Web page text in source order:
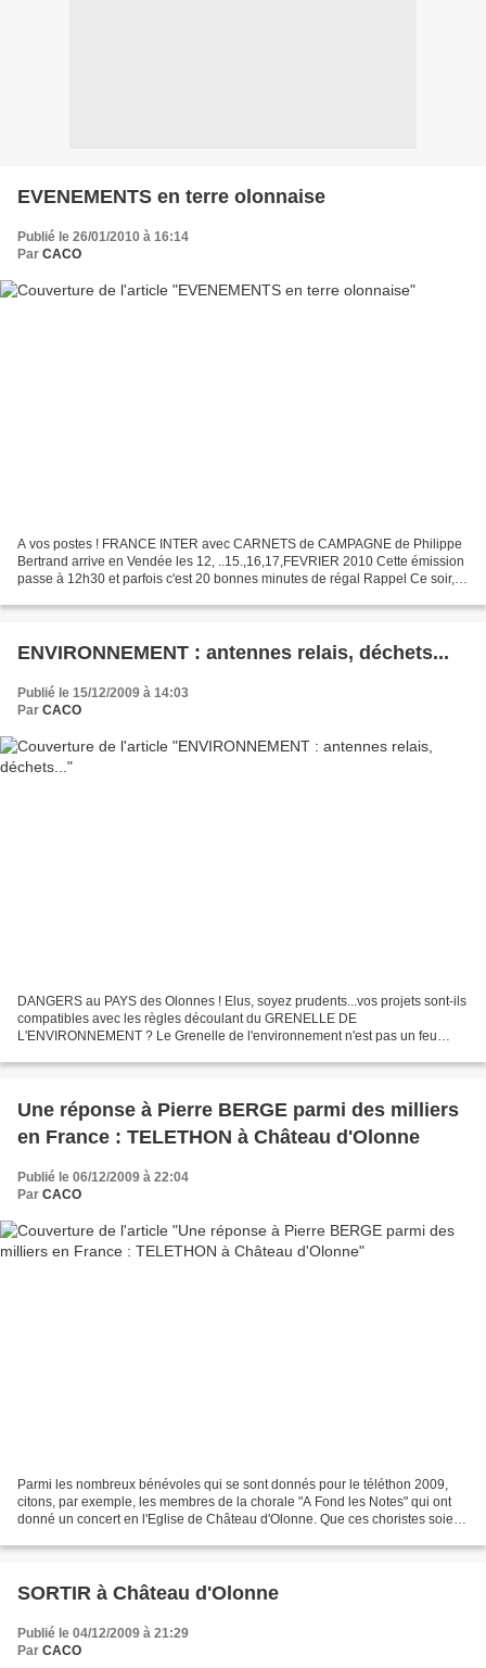
EVENEMENTS en terre olonnaise
Publié le 26/01/2010 à 16:14
Par CACO
A vos postes ! FRANCE INTER avec CARNETS de CAMPAGNE de Philippe
Bertrand arrive en Vendée les 12, ..15.,16,17,FEVRIER 2010 Cette émission
passe à 12h30 et parfois c'est 20 bonnes minutes de régal Rappel Ce soir,
ENVIRONNEMENT : antennes relais, déchets...
Publié le 15/12/2009 à 14:03
Par CACO
DANGERS au PAYS des Olonnes ! Elus, soyez prudents...vos projets sont-ils
compatibles avec les règles découlant du GRENELLE DE
L'ENVIRONNEMENT ? Le Grenelle de l'environnement n'est pas un feu
Une réponse à Pierre BERGE parmi des milliers
en France : TELETHON à Château d'Olonne
Publié le 06/12/2009 à 22:04
Par CACO
Parmi les nombreux bénévoles qui se sont donnés pour le téléthon 2009,
citons, par exemple, les membres de la chorale "A Fond les Notes" qui ont
donné un concert en l'Eglise de Château d'Olonne. Que ces choristes soient
SORTIR à Château d'Olonne
Publié le 04/12/2009 à 21:29
Par CACO